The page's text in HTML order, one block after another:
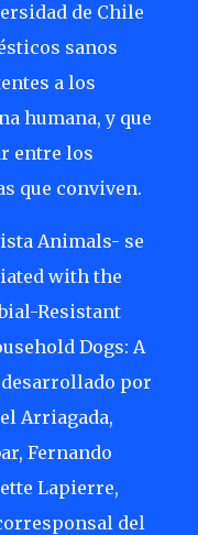
de Chile
sanos
a los
humana, y que
entre los
que conviven.
Animals- se
with the
Resistant
Dogs: A
desarrollado por
Arriagada,
Fernando
Lapierre,
del